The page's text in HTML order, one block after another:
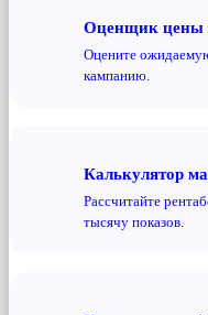
Оценщик цены
Оцените
кампанию.
Калькулятор
Рассчитайте
тысячу показов.